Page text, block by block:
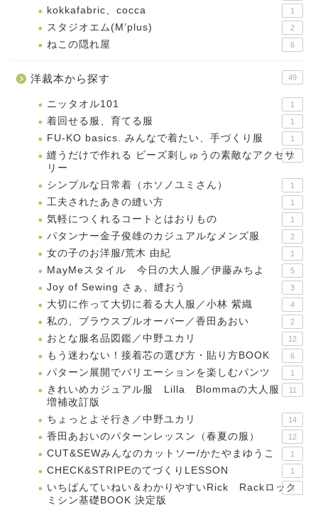
kokkafabric、cocca 1
スタジオエム(M’plus) 2
ねこの隠れ屋 6
洋裁本から探す 49
ニッタオル101 1
着回せる服、育てる服 1
FU-KO basics. みんなで着たい、手づくり服 1
縫うだけで作れる ビーズ刺しゅうの素敵なアクセサ
リー
1
シンプルな日常着（ホソノユミさん） 1
工夫されたあきの縫い方 1
気軽につくれるコートとはおりもの 1
パタンナー金子俊雄のカジュアルなメンズ服 2
女の子のお洋服/荒木 由紀 1
MayMeスタイル 今日の大人服／伊藤みちよ 5
Joy of Sewing さぁ、縫おう 3
大切に作って大切に着る大人服／小林 紫織 4
私の、ブラウスプルオーバー／香田あおい 2
おとな服名品図鑑／中野ユカリ 12
もう迷わない！接着芯の選び方・貼り方BOOK 6
パターン展開でバリエーションを楽しむパンツ 1
きれいめカジュアル服 Lilla Blommaの大人服
増補改訂版
11
ちょっとよそ行き／中野ユカリ 14
香田あおいのパターンレッスン（春夏の服） 12
CUT&SEWみんなのカットソー/かたやまゆうこ 1
CHECK&STRIPEのてづくりLESSON 1
いちばんていねい＆わかりやすいRick Rackロック
ミシン基礎BOOK 決定版
5